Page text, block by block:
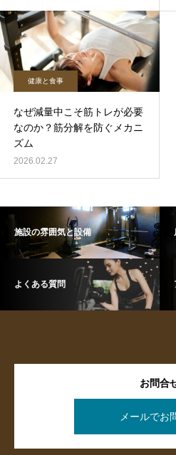
健康と食事
なぜ減量中こそ筋トレが必要
なのか？筋分解を防ぐメカニ
ズム
2026.02.27
施設の雰囲気と設備
よくある質問
お問合
メールでお